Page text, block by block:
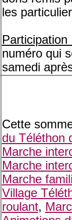
les
Participation
numéro qui
samedi
Cette
du Téléthon
Marche
Marche
Marche
Village
roulant,